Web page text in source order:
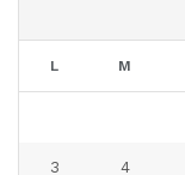
L M
3 4